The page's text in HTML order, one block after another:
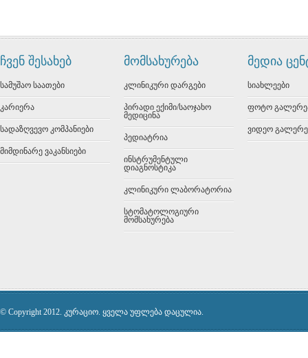
ჩვენ შესახებ
სამუშაო საათები
კარიერა
სადაზღვევო კომპანიები
მიმდინარე ვაკანსიები
მომსახურება
კლინიკური დარგები
პირადი ექიმი/საოჯახო
მედიცინა
პედიატრია
ინსტრუმენტული
დიაგნოსტიკა
კლინიკური ლაბორატორია
სტომატოლოგიური
მომსახურება
მედია
სიახლეები
ფოტო
ვიდეო
© Copyright 2012. კურაციო. ყველა უფლება დაცულია.